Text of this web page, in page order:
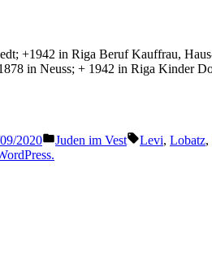
+1942 in Riga Beruf Kauffrau,
in Neuss; + 1942 in Riga Kinder
2020
Veröffentlicht
Juden im Vest Schlagwörter:
Levi, Lobatz,